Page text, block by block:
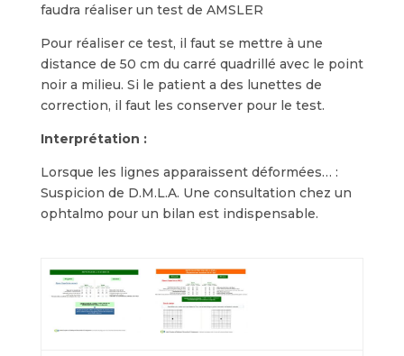
faudra réaliser un test de AMSLER
Pour réaliser ce test, il faut se mettre à une
distance de 50 cm du carré quadrillé avec le point
noir a milieu. Si le patient a des lunettes de
correction, il faut les conserver pour le test.
Interprétation :
Lorsque les lignes apparaissent déformées… :
Suspicion de D.M.L.A. Une consultation chez un
ophtalmo pour un bilan est indispensable.